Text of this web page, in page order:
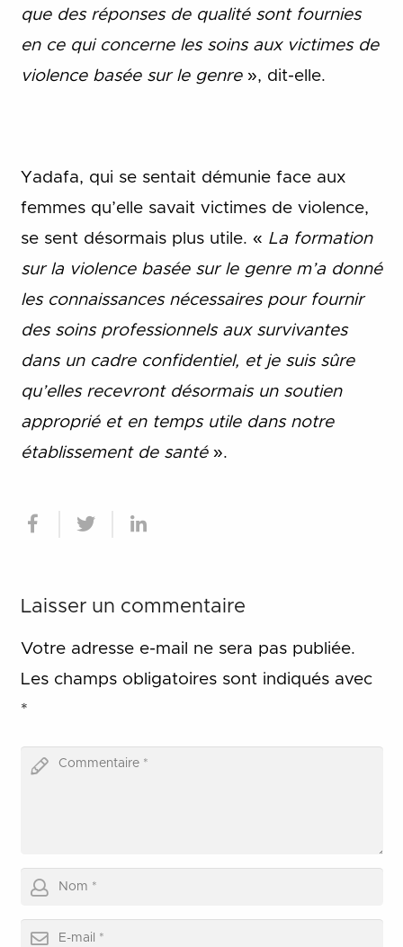
que des réponses de qualité sont fournies
en ce qui concerne les soins aux victimes de
violence basée sur le genre », dit-elle.
Yadafa, qui se sentait démunie face aux
femmes qu’elle savait victimes de violence,
se sent désormais plus utile. « La formation
sur la violence basée sur le genre m’a donné
les connaissances nécessaires pour fournir
des soins professionnels aux survivantes
dans un cadre confidentiel, et je suis sûre
qu’elles recevront désormais un soutien
approprié et en temps utile dans notre
établissement de santé ».
Laisser un commentaire
Votre adresse e-mail ne sera pas publiée.
Les champs obligatoires sont indiqués avec
*